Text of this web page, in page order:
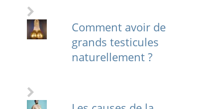
Comment avoir de
grands testicules
naturellement ?